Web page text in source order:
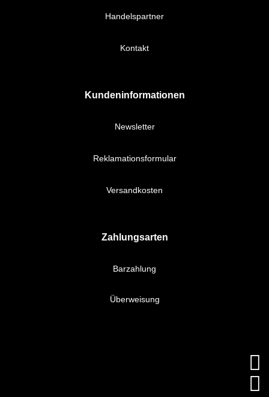
Handelspartner
Kontakt
Kundeninformationen
Newsletter
Reklamationsformular
Versandkosten
Zahlungsarten
Barzahlung
Überweisung

